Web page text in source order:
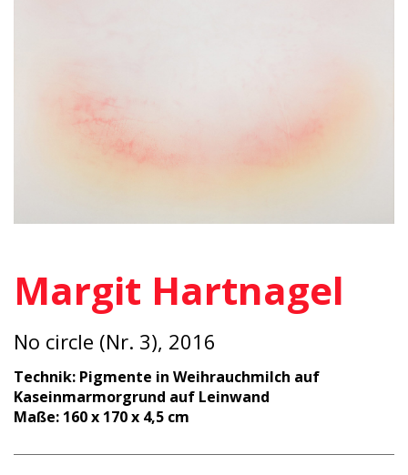
Margit Hartnagel
No circle (Nr. 3), 2016
Technik: Pigmente in Weihrauchmilch auf
Kaseinmarmorgrund auf Leinwand
Maße: 160 x 170 x 4,5 cm